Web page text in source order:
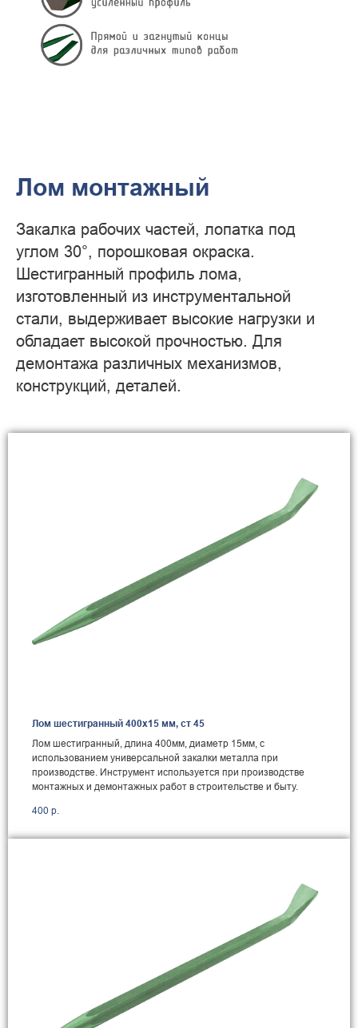
Лом монтажный
Закалка рабочих частей, лопатка под
углом 30°, порошковая окраска.
Шестигранный профиль лома,
изготовленный из инструментальной
стали, выдерживает высокие нагрузки и
обладает высокой прочностью. Для
демонтажа различных механизмов,
конструкций, деталей.
Лом шестигранный 400x15 мм, ст 45
Лом шестигранный, длина 400мм, диаметр 15мм, с
использованием универсальной закалки металла при
производстве. Инструмент используется при производстве
монтажных и демонтажных работ в строительстве и быту.
400 р.